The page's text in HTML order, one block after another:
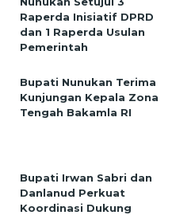
Raperda Inisiatif DPRD
dan 1 Raperda Usulan
Pemerintah
Bupati Nunukan Terima
Kunjungan Kepala Zona
Tengah Bakamla RI
Bupati Irwan Sabri dan
Danlanud Perkuat
Koordinasi Dukung